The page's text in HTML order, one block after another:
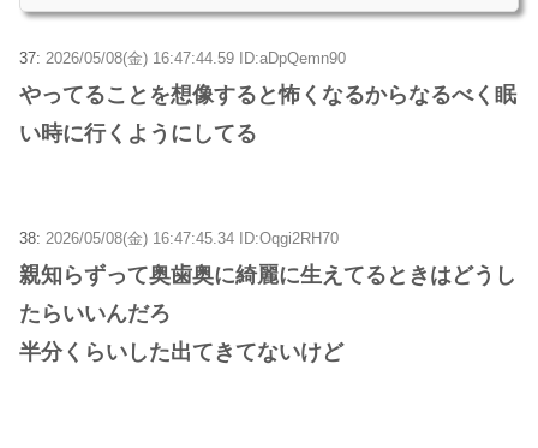
37: 2026/05/08(金) 16:47:44.59 ID:aDpQemn90
やってることを想像すると怖くなるからなるべく眠
い時に行くようにしてる
38: 2026/05/08(金) 16:47:45.34 ID:Oqgi2RH70
親知らずって奥歯奥に綺麗に生えてるときはどうし
たらいいんだろ
半分くらいした出てきてないけど